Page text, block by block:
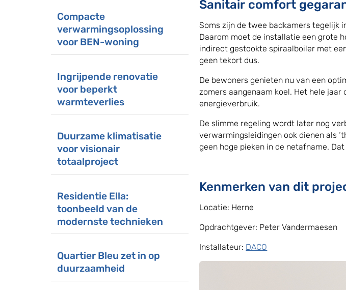
Compacte
verwarmingsoplossing
voor BEN-woning
Ingrijpende renovatie
voor beperkt
warmteverlies
Duurzame klimatisatie
voor visionair
totaalproject
Residentie Ella:
toonbeeld van de
modernste technieken
Quartier Bleu zet in op
duurzaamheid
Sanitair comfort
Soms zijn de twee badkamers tegelijk
Daarom moet de installatie een grote
indirect gestookte spiraalboiler met
geen tekort dus.
De bewoners genieten nu van een
zomers aangenaam koel. Het hele
energieverbruik.
De slimme regeling wordt later nog
verwarmingsleidingen ook dienen als
geen hoge pieken in de netafname.
Kenmerken van dit
Locatie: Herne
Opdrachtgever: Peter Vandermaesen
Installateur: DACO